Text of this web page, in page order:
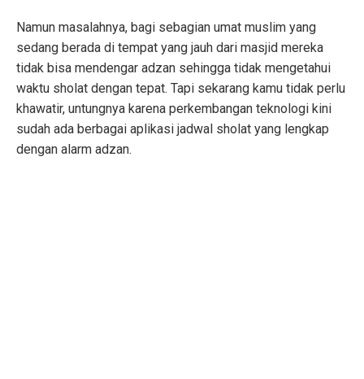
Namun masalahnya, bagi sebagian umat muslim yang
sedang berada di tempat yang jauh dari masjid mereka
tidak bisa mendengar adzan sehingga tidak mengetahui
waktu sholat dengan tepat. Tapi sekarang kamu tidak perlu
khawatir, untungnya karena perkembangan teknologi kini
sudah ada berbagai aplikasi jadwal sholat yang lengkap
dengan alarm adzan.